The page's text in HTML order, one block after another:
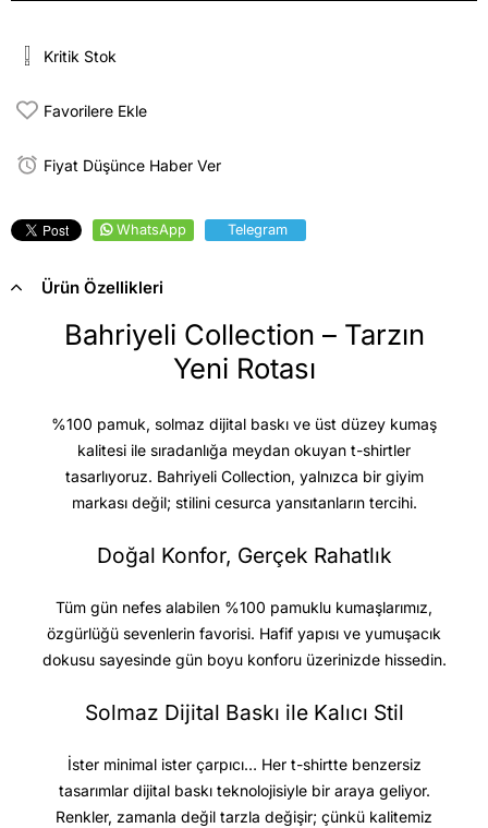
Kritik Stok
Favorilere Ekle
Fiyat Düşünce Haber Ver
WhatsApp Telegram
Ürün Özellikleri
Bahriyeli Collection – Tarzın
Yeni Rotası
%100 pamuk, solmaz dijital baskı ve üst düzey kumaş
kalitesi ile sıradanlığa meydan okuyan t-shirtler
tasarlıyoruz. Bahriyeli Collection, yalnızca bir giyim
markası değil; stilini cesurca yansıtanların tercihi.
Doğal Konfor, Gerçek Rahatlık
Tüm gün nefes alabilen %100 pamuklu kumaşlarımız,
özgürlüğü sevenlerin favorisi. Hafif yapısı ve yumuşacık
dokusu sayesinde gün boyu konforu üzerinizde hissedin.
Solmaz Dijital Baskı ile Kalıcı Stil
İster minimal ister çarpıcı… Her t-shirtte benzersiz
tasarımlar dijital baskı teknolojisiyle bir araya geliyor.
Renkler, zamanla değil tarzla değişir; çünkü kalitemiz